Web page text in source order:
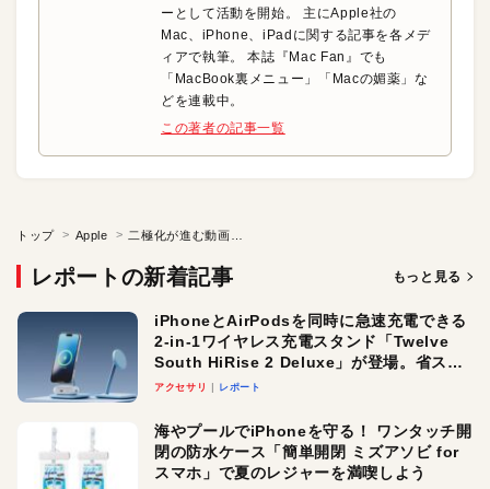
ーとして活動を開始。 主にApple社の
Mac、iPhone、iPadに関する記事を各メデ
ィアで執筆。 本誌『Mac Fan』でも
「MacBook裏メニュー」「Macの媚薬」な
どを連載中。
この著者の記事一覧
トップ Apple
レポートの新着記事 もっと見る
iPhoneとAirPodsを同時に急速充電できる
2-in-1ワイヤレス充電スタンド「Twelve
South HiRise 2 Deluxe」が登場。省スペ
ースでおしゃれに充電したい人にオスス
アクセサリ レポート
海やプールでiPhoneを守る！ ワンタッチ開
閉の防水ケース「簡単開閉 ミズアソビ for
スマホ」で夏のレジャーを満喫しよう